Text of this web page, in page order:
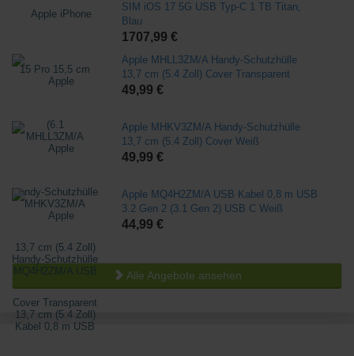
SIM iOS 17 5G USB Typ-C 1 TB Titan,
Blau
1707,99 €
Apple MHLL3ZM/A Handy-Schutzhülle
13,7 cm (5.4 Zoll) Cover Transparent
49,99 €
Apple MHKV3ZM/A Handy-Schutzhülle
13,7 cm (5.4 Zoll) Cover Weiß
49,99 €
Apple MQ4H2ZM/A USB Kabel 0,8 m USB
3.2 Gen 2 (3.1 Gen 2) USB C Weiß
44,99 €
Alle Angebote ansehen